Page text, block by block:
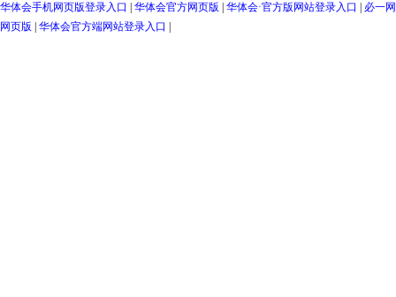
华体会手机网页版登录入口 华体会官方网页版 华体会·官方版网站登录入口
必一
网页版
华体会官方端网站登录入口